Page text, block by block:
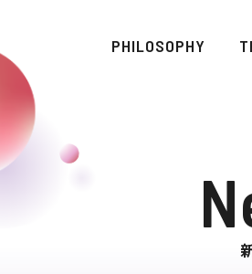
PHILOSOPHY